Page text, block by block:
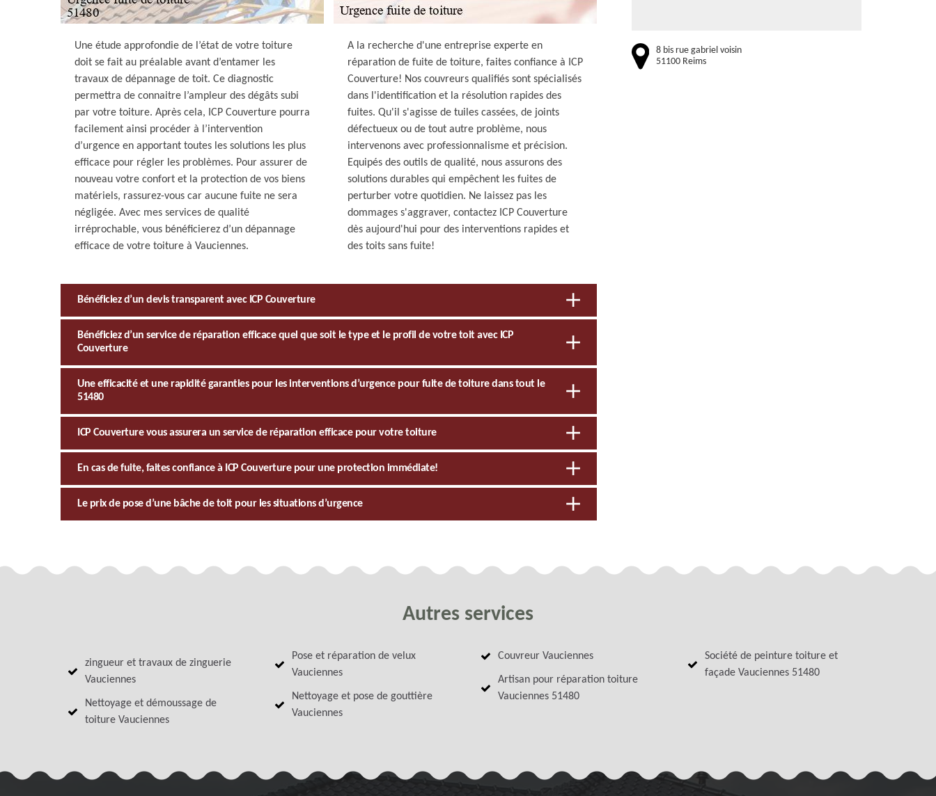
Une étude approfondie de l’état de votre toiture
doit se fait au préalable avant d’entamer les
travaux de dépannage de toit. Ce diagnostic
permettra de connaitre l’ampleur des dégâts subi
par votre toiture. Après cela, ICP Couverture pourra
facilement ainsi procéder à l’intervention
d’urgence en apportant toutes les solutions les plus
efficace pour régler les problèmes. Pour assurer de
nouveau votre confort et la protection de vos biens
matériels, rassurez-vous car aucune fuite ne sera
négligée. Avec mes services de qualité
irréprochable, vous bénéficierez d’un dépannage
efficace de votre toiture à Vauciennes.
A la recherche d'une entreprise experte en
réparation de fuite de toiture, faites confiance à ICP
Couverture! Nos couvreurs qualifiés sont spécialisés
dans l'identification et la résolution rapides des
fuites. Qu'il s'agisse de tuiles cassées, de joints
défectueux ou de tout autre problème, nous
intervenons avec professionnalisme et précision.
Equipés des outils de qualité, nous assurons des
solutions durables qui empêchent les fuites de
perturber votre quotidien. Ne laissez pas les
dommages s'aggraver, contactez ICP Couverture
dès aujourd'hui pour des interventions rapides et
des toits sans fuite!
Bénéficiez d’un devis transparent avec ICP Couverture
Bénéficiez d’un service de réparation efficace quel que soit le type et le profil de votre toit avec ICP
Couverture
Une efficacité et une rapidité garanties pour les interventions d’urgence pour fuite de toiture dans tout le
51480
ICP Couverture vous assurera un service de réparation efficace pour votre toiture
En cas de fuite, faites confiance à ICP Couverture pour une protection immédiate!
Le prix de pose d’une bâche de toit pour les situations d’urgence
8 bis rue gabriel voisin
51100 Reims
Autres services
zingueur et travaux de zinguerie
Vauciennes
Nettoyage et démoussage de
toiture Vauciennes
Pose et réparation de velux
Vauciennes
Nettoyage et pose de gouttière
Vauciennes
Couvreur Vauciennes
Artisan pour réparation toiture
Vauciennes 51480
Société de peinture toiture et
façade Vauciennes 51480